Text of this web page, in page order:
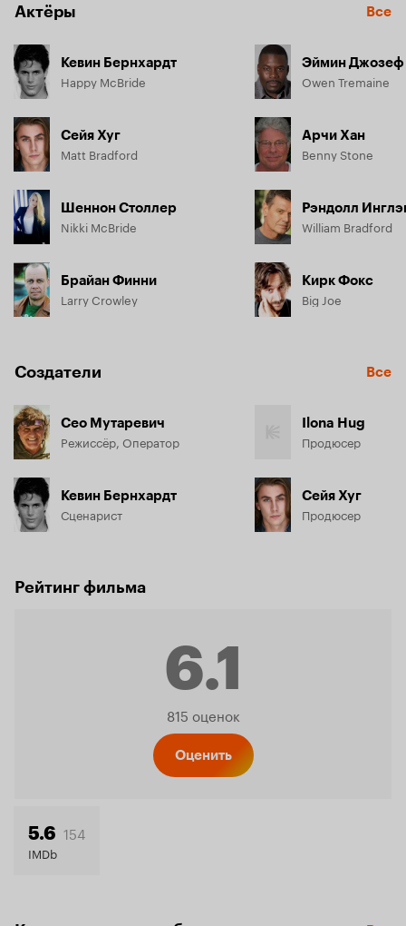
Актёры Все
Кевин Бернхардт
Happy McBride
Сейя Хуг
Matt Bradford
Шеннон Столлер
Nikki McBride
Брайан Финни
Larry Crowley
Эймин Джозеф
Owen Tremaine
Арчи Хан
Benny Stone
Рэндолл
William Bradford
Кирк Фокс
Big Joe
Создатели Все
Сео Мутаревич
Режиссёр, Оператор
Кевин Бернхардт
Сценарист
Ilona Hug
Продюсер
Сейя Хуг
Продюсер
Рейтинг фильма
6.1
Рейтинг
815 оценок
Оценить
5.6 154
IMDb